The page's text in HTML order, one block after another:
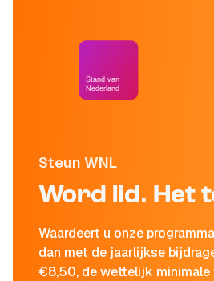
Steun WNL
Word lid. Het
Waardeert u onze
dan met de jaarlijkse
€8,50, de wettelijk minimale
Stand van
Nederland